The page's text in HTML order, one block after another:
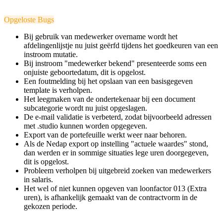
Opgeloste Bugs
Bij gebruik van medewerker overname wordt het
afdelingenlijstje nu juist geërfd tijdens het goedkeuren van een
instroom mutatie.
Bij instroom "medewerker bekend" presenteerde soms een
onjuiste geboortedatum, dit is opgelost.
Een foutmelding bij het opslaan van een basisgegeven
template is verholpen.
Het leegmaken van de ondertekenaar bij een document
subcategorie wordt nu juist opgeslagen.
De e-mail validatie is verbeterd, zodat bijvoorbeeld adressen
met .studio kunnen worden opgegeven.
Export van de portefeuille werkt weer naar behoren.
Als de Nedap export op instelling "actuele waardes" stond,
dan werden er in sommige situaties lege uren doorgegeven,
dit is opgelost.
Probleem verholpen bij uitgebreid zoeken van medewerkers
in salaris.
Het wel of niet kunnen opgeven van loonfactor 013 (Extra
uren), is afhankelijk gemaakt van de contractvorm in de
gekozen periode.